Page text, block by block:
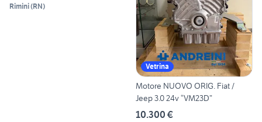
Rimini(RN)
Vetrina
Motore NUOVO ORIG. Fiat /
Jeep 3.0 24v “VM23D”
10.300 €